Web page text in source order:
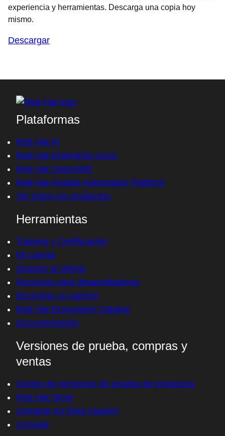
experiencia y herramientas. Descarga una copia hoy
mismo.
Descargar
Plataformas
Red Hat AI
Red Hat Enterprise Linux
Red Hat OpenShift
Red Hat Ansible Automation Platform
Ver todos los productos
Herramientas
Training y Certificación
Mi cuenta
Soporte al cliente
Recursos para desarrolladores
Encontrar un partner
Red Hat Ecosystem Catalog
Documentación
Versiones de prueba, compras y
ventas
Centro de versiones de prueba de productos
Red Hat Store
Comprar en línea (Japón)
Console